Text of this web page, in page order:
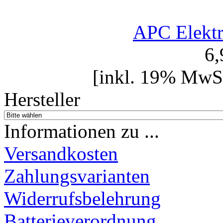
APC
[inkl. 19%
Hersteller
Informationen zu ...
Versandkosten
Zahlungsvarianten
Widerrufsbelehrung